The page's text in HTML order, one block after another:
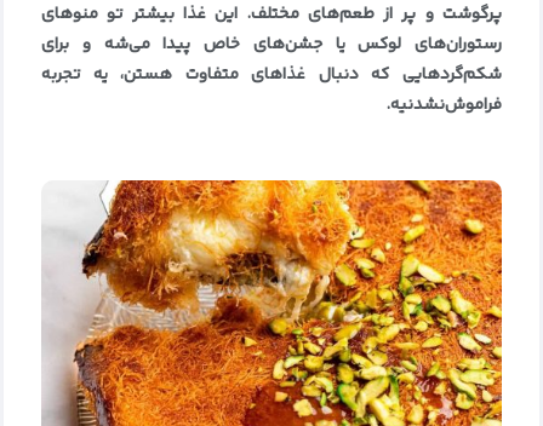
پرگوشت و پر از طعم‌های مختلف. این غذا بیشتر تو منوهای
رستوران‌های لوکس یا جشن‌های خاص پیدا می‌شه و برای
شکم‌گردهایی که دنبال غذاهای متفاوت هستن، یه تجربه
فراموش‌نشدنیه.